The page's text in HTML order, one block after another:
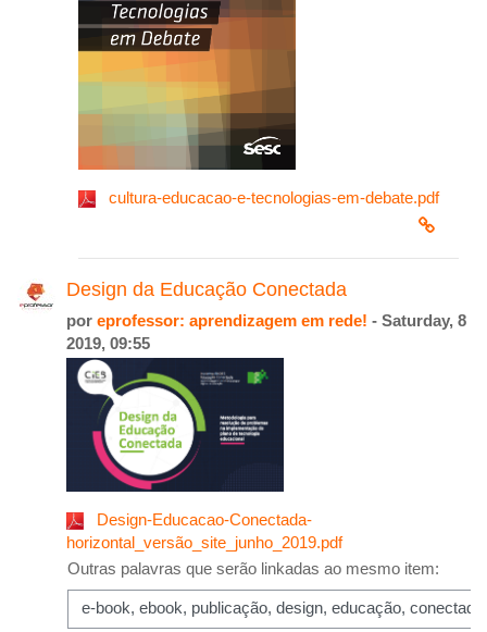
cultura-educacao-e-tecnologias-em-debate.pdf
Design da Educação Conectada
por eprofessor: aprendizagem em rede! - Saturday, 8
2019, 09:55
Design-Educacao-Conectada-
horizontal_versão_site_junho_2019.pdf
Outras palavras que serão linkadas ao mesmo item: